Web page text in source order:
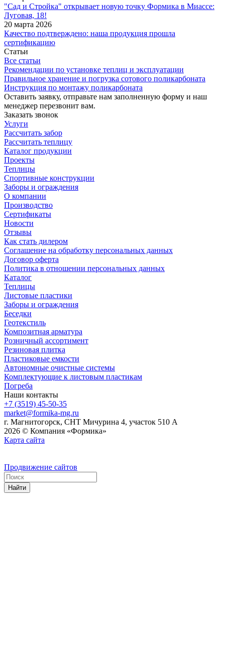
"Сад и Стройка" открывает новую точку Формика в Миассе:
Луговая, 18!
20 марта 2026
Качество подтверждено: наша продукция прошла
сертификацию
Статьи
Все статьи
Рекомендации по установке теплиц и эксплуатации
Правильное хранение и погрузка сотового поликарбоната
Инструкция по монтажу поликарбоната
Оставить заявку, отправьте нам заполненную форму и наш
менеджер перезвонит вам.
Заказать звонок
Услуги
Рассчитать забор
Рассчитать теплицу
Каталог продукции
Проекты
Теплицы
Спортивные конструкции
Заборы и ограждения
О компании
Производство
Сертификаты
Новости
Отзывы
Как стать дилером
Соглашение на обработку персональных данных
Договор оферта
Политика в отношении персональных данных
Каталог
Теплицы
Листовые пластики
Заборы и ограждения
Беседки
Геотекстиль
Композитная арматура
Розничный ассортимент
Резиновая плитка
Пластиковые емкости
Автономные очистные системы
Комплектующие к листовым пластикам
Погреба
Наши контакты
+7 (3519) 45-50-35
market@formika-mg.ru
г. Магнитогорск, СНТ Мичурина 4, участок 510 А
2026 © Компания «Формика»
Карта сайта
Продвижение сайтов
Найти